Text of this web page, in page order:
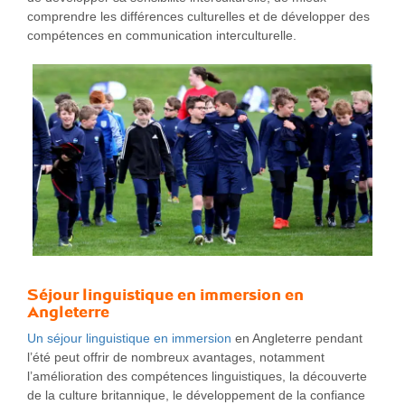
comprendre les différences culturelles et de développer des
compétences en communication interculturelle.
Séjour linguistique en immersion en
Angleterre
Un séjour linguistique en immersion en Angleterre pendant
l’été peut offrir de nombreux avantages, notamment
l’amélioration des compétences linguistiques, la découverte
de la culture britannique, le développement de la confiance